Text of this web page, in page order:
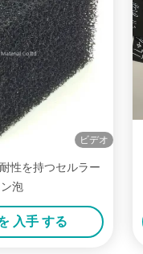
ビデオ
性を持つセルラー
泡
入手 する